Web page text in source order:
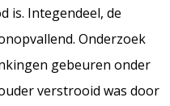
is. Integendeel, de
Onderzoek
gebeuren onder
verstrooid was door